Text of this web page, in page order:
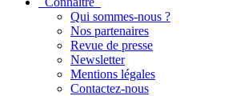
Qui sommes-nous ?
Nos partenaires
Revue de presse
Newsletter
Mentions légales
Contactez-nous